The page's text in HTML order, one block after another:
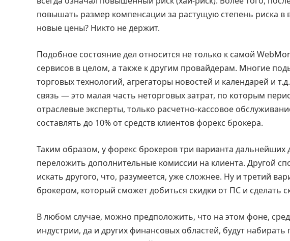
повышать размер компенсации за растущую степень риска в
новые цены? Никто не держит.
Подобное состояние дел относится не только к самой
сервисов в целом, а также к другим провайдерам. Многие
торговых технологий, агрегаторы новостей и календарей и
связь — это малая часть неторговых затрат, по которым
отраслевые эксперты, только расчетно-кассовое
составлять до 10% от средств клиентов форекс брокера.
Таким образом, у форекс брокеров три варианта
переложить дополнительные комиссии на клиента. Другой
искать другого, что, разумеется, уже сложнее. Ну и третий
брокером, который сможет добиться скидки от ПС и сделать
В любом случае, можно предположить, что на этом фоне,
индустрии, да и других финансовых областей, будут